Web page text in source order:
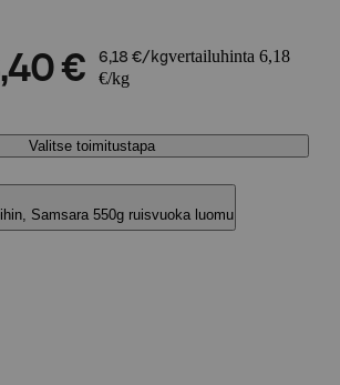
€ 6,18 €/kgvertailuhinta 6,18
€/kg
Valitse toimitustapa
Samsara 550g ruisvuoka luomu